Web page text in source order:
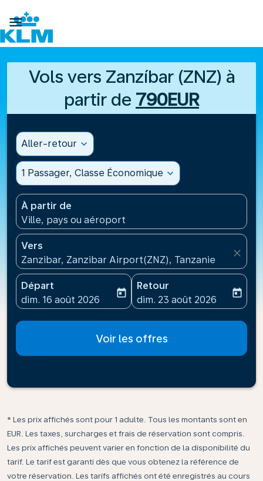

Vols vers Zanzíbar (ZNZ) à
partir de 790EUR
Aller-retour expand_more
1 Passager, Classe Économique expand_more
À partir de
Ville, pays ou aéroport
Vers
Zanzibar, Zanzibar Airport(ZNZ), Tanzanie
close
Départ
fc-booking-departure-date-aria-label
dim. 16 août 2026
today
Retour
fc-booking-return-date-
dim. 23 août 2026
today
Voir les offres
* Les prix affichés sont pour 1 adulte. Tous les montants sont en
EUR. Les taxes, surcharges et frais de réservation sont compris.
Les prix affichés peuvent varier en fonction de la disponibilité du
tarif. Le tarif est garanti dès que vous obtenez la référence de
votre réservation. Les tarifs affichés ont été enregistrés au cours